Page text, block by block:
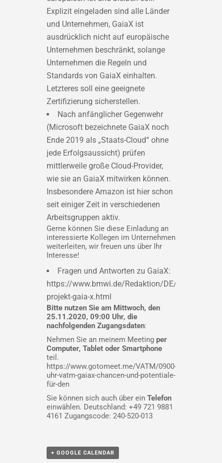
Explizit eingeladen sind alle Länder
und Unternehmen, GaiaX ist
ausdrücklich nicht auf europäische
Unternehmen beschränkt, solange
Unternehmen die Regeln und
Standards von GaiaX einhalten.
Letzteres soll eine geeignete
Zertifizierung sicherstellen.
Nach anfänglicher Gegenwehr
(Microsoft bezeichnete GaiaX noch
Ende 2019 als „Staats-Cloud“ ohne
jede Erfolgsaussicht) prüfen
mittlerweile große Cloud-Provider,
wie sie an GaiaX mitwirken können.
Insbesondere Amazon ist hier schon
seit einiger Zeit in verschiedenen
Arbeitsgruppen aktiv.
Gerne können Sie diese Einladung an
interessierte Kollegen im Unternehmen
weiterleiten, wir freuen uns über Ihr
Interesse!
Fragen und Antworten zu GaiaX:
https://www.bmwi.de/Redaktion/DE/FAQ/
projekt-gaia-x.html
Bitte nutzen Sie am Mittwoch, den
25.11.2020, 09:00 Uhr, die
nachfolgenden Zugangsdaten:
Nehmen Sie an meinem Meeting per
Computer, Tablet oder Smartphone
teil.
https://www.gotomeet.me/VATM/0900-
uhr-vatm-gaiax-chancen-und-potentiale-
für-den
Sie können sich auch über ein Telefon
einwählen. Deutschland: +49 721 9881
4161 Zugangscode: 240-520-013
+ GOOGLE CALENDAR